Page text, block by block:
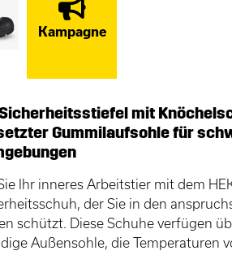
Kampagne
mit
Gummilaufsohle für
Ihr inneres Arbeitstier mit dem
der Sie in den
schützt. Diese Schuhe verfügen
Außensohle, die Temperaturen